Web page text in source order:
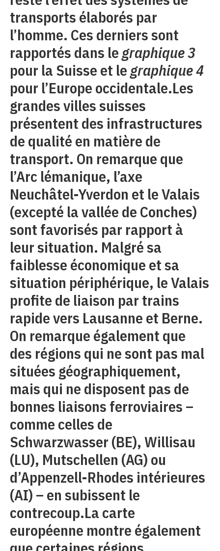
transports élaborés par
l’homme. Ces derniers sont
rapportés dans le graphique 3
pour la Suisse et le graphique 4
pour l’Europe occidentale.Les
grandes villes suisses
présentent des infrastructures
de qualité en matière de
transport. On remarque que
l’Arc lémanique, l’axe
Neuchâtel-Yverdon et le Valais
(excepté la vallée de Conches)
sont favorisés par rapport à
leur situation. Malgré sa
faiblesse économique et sa
situation périphérique, le Valais
profite de liaison par trains
rapide vers Lausanne et Berne.
On remarque également que
des régions qui ne sont pas mal
situées géographiquement,
mais qui ne disposent pas de
bonnes liaisons ferroviaires –
comme celles de
Schwarzwasser (BE), Willisau
(LU), Mutschellen (AG) ou
d’Appenzell-Rhodes intérieures
(AI) – en subissent le
contrecoup.La carte
européenne montre également